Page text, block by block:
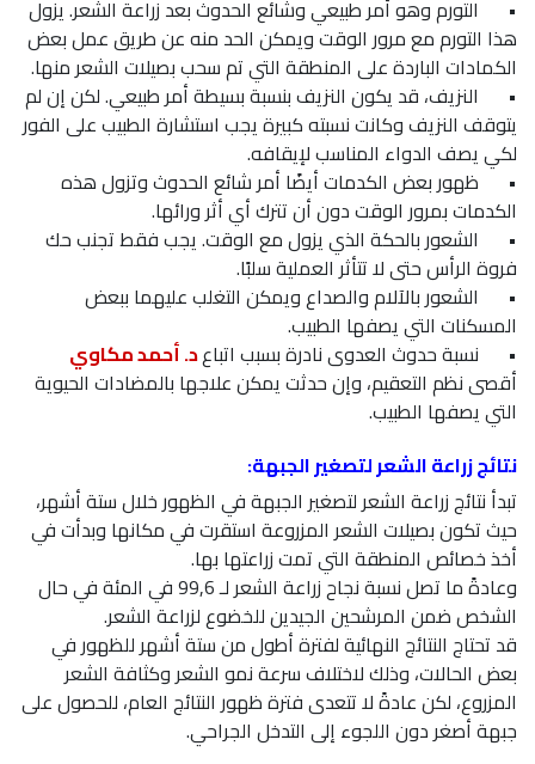
•
التورم وهو أمر طبيعي وشائع الحدوث بعد زراعة الشعر. يزول
هذا التورم مع مرور الوقت ويمكن الحد منه عن طريق عمل بعض
الكمادات الباردة على المنطقة التي تم سحب بصيلات الشعر منها.
•
النزيف، قد يكون النزيف بنسبة بسيطة أمر طبيعي. لكن إن لم
يتوقف النزيف وكانت نسبته كبيرة يجب استشارة الطبيب على الفور
لكي يصف الدواء المناسب لإيقافه.
•
ظهور بعض الكدمات أيضًا أمر شائع الحدوث وتزول هذه
الكدمات بمرور الوقت دون أن تترك أي أثر ورائها.
•
الشعور بالحكة الذي يزول مع الوقت. يجب فقط تجنب حك
فروة الرأس حتى لا تتأثر العملية سلبًا.
•
الشعور بالآلام والصداع ويمكن التغلب عليهما ببعض
المسكنات التي يصفها الطبيب.
•
نسبة حدوث العدوى نادرة بسبب اتباعد. أحمد مكاوي
أقصى نظم التعقيم، وإن حدثت يمكن علاجها بالمضادات الحيوية
التي يصفها الطبيب.
نتائج زراعة الشعر لتصغير الجبهة:
تبدأ نتائج زراعة الشعر لتصغير الجبهة في الظهور خلال ستة أشهر،
حيث تكون بصيلات الشعر المزروعة استقرت في مكانها وبدأت في
أخذ خصائص المنطقة التي تمت زراعتها بها.
وعادةً ما تصل نسبة نجاح زراعة الشعر لـ 99,6 في المئة في حال
الشخص ضمن المرشحين الجيدين للخضوع لزراعة الشعر.
قد تحتاج النتائج النهائية لفترة أطول من ستة أشهر للظهور في
بعض الحالات، وذلك لاختلاف سرعة نمو الشعر وكثافة الشعر
المزروع، لكن عادةً لا تتعدى فترة ظهور النتائج العام، للحصول على
جبهة أصغر دون اللجوء إلى التدخل الجراحي.